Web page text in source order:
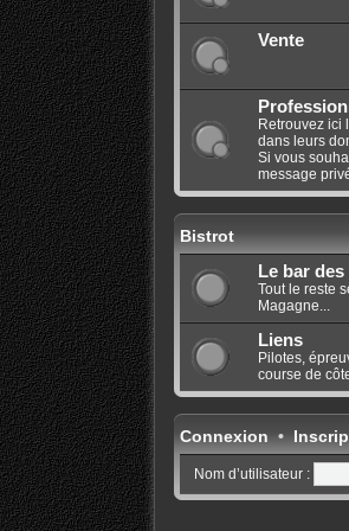
Vente
Retrouvez ici
dans leurs
Si vous
message
Bistrot
Le bar
Tout le reste
Magagne...
Liens
Pilotes,
course de
Connexion•
Nom d’utilisateur :